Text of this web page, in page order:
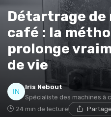
Détartrage de
café : la
prolonge
de vie
Iris Nebout
Spécialiste des machines à
24 min de lecture